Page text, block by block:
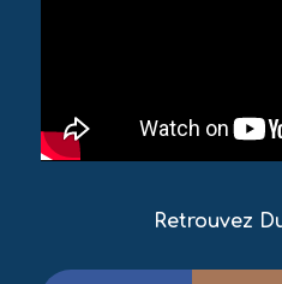
Retrouvez